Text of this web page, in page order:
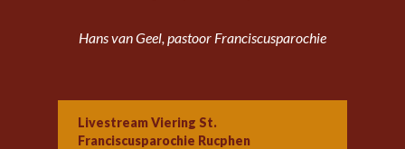
Hans van Geel, pastoor Franciscusparochie
Livestream Viering St.
Franciscusparochie Rucphen